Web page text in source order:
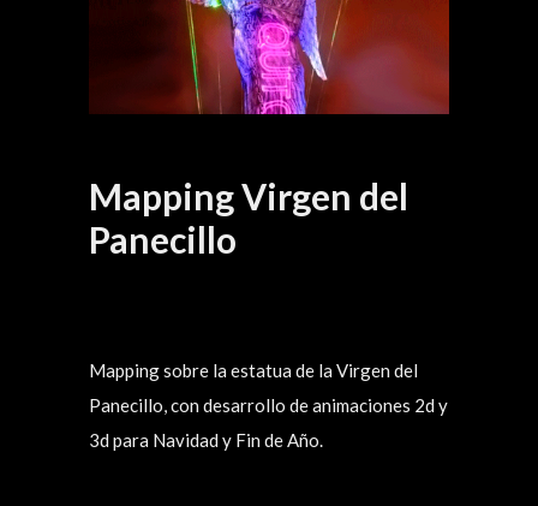
Mapping Virgen del
Panecillo
Mapping sobre la estatua de la Virgen del
Panecillo, con desarrollo de animaciones 2d y
3d para Navidad y Fin de Año.